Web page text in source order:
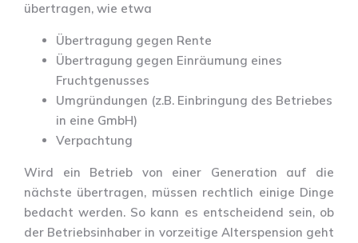
übertragen, wie etwa
Übertragung gegen Rente
Übertragung gegen Einräumung eines
Fruchtgenusses
Umgründungen (z.B. Einbringung des Betriebes
in eine GmbH)
Verpachtung
Wird ein Betrieb von einer Generation auf die
nächste übertragen, müssen rechtlich einige Dinge
bedacht werden. So kann es entscheidend sein, ob
der Betriebsinhaber in vorzeitige Alterspension geht